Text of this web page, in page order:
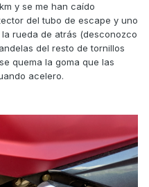
y se me han caído
del tubo de escape y uno
rueda de atrás (desconozco
del resto de tornillos
quema la goma que las
acelero.